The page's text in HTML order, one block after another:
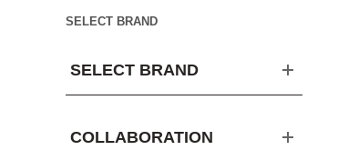
SELECT BRAND
SELECT BRAND
COLLABORATION